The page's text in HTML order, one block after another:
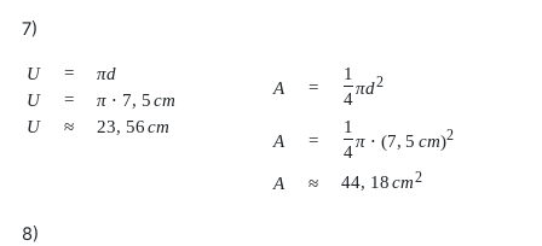
7)
U = πd
U
= π ⋅ 7, 5cm
U
≈ 23, 56cm
A =
1
4
πd2
A =
1
4
π ⋅ (7, 5 cm)2
A ≈ 44, 18cm2
8)